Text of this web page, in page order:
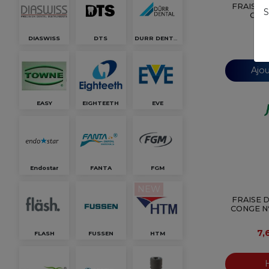
DIASWISS DTS
EASY EIGHTEETH EVE
Endostar FANTA FGM
FLASH FUSSEN HTM
FRAISE
FRAISE
CONGE